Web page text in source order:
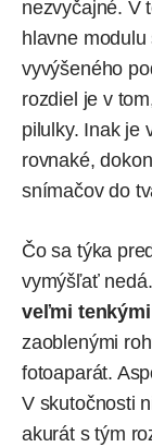
nezvyčajné. V
hlavne
vyvýšeného
rozdiel je v
pilulky. Inak je
rovnaké,
snímačov do
Čo sa týka
vymýšľať
veľmi
zaoblenými
fotoaparát.
V skutočnosti
akurát s tým